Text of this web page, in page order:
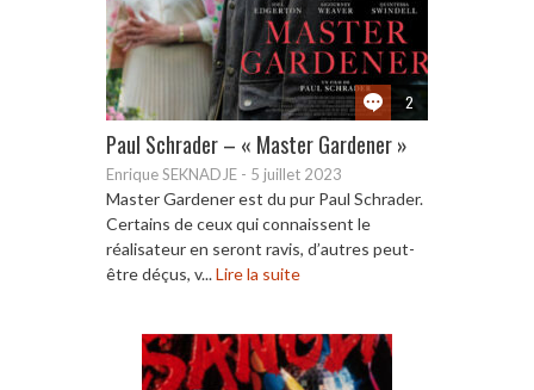
2
Paul Schrader – « Master Gardener »
Enrique SEKNADJE - 5 juillet 2023
Master Gardener est du pur Paul Schrader.
Certains de ceux qui connaissent le
réalisateur en seront ravis, d’autres peut-
être déçus, v...Lire la suite